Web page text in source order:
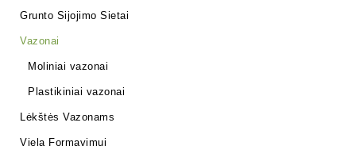
Grunto Sijojimo Sietai
Vazonai
Moliniai vazonai
Plastikiniai vazonai
Lėkštės Vazonams
Viela Formavimui